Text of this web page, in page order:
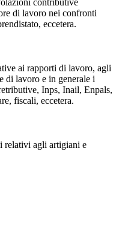
di lavoro nei confronti
eccetera.
ai rapporti di lavoro, agli
di lavoro e in generale i
Inps, Inail, Enpals,
fiscali, eccetera.
relativi agli artigiani e